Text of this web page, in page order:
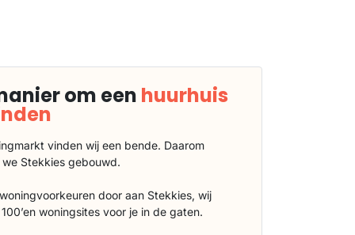
om een huurhuis
vinden wij een bende. Daarom
Stekkies gebouwd.
door aan Stekkies, wij
woningsites voor je in de gaten.